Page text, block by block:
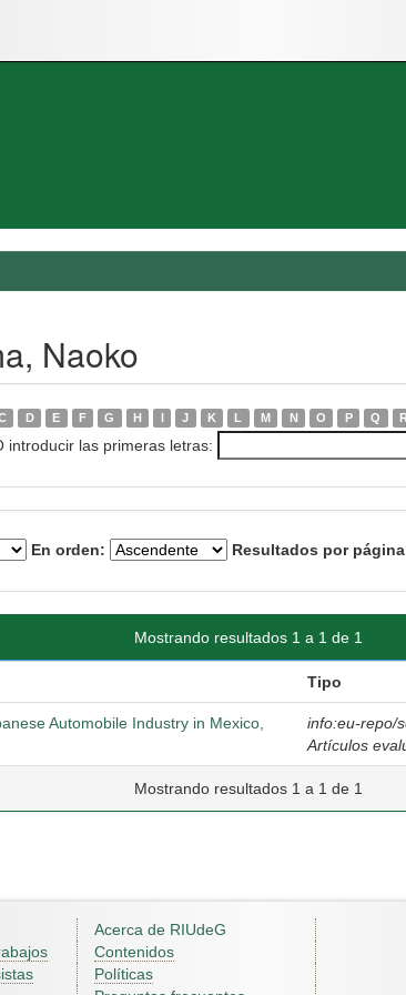
Naoko
D E F G H I J K L M N O P Q
introducir las primeras letras:
En orden: Resultados por página
Mostrando resultados 1 a 1 de 1
Tipo
Automobile Industry in Mexico,
info:eu-repo/
Artículos
Mostrando resultados 1 a 1 de 1
Acerca de RIUdeG
Contenidos
Políticas